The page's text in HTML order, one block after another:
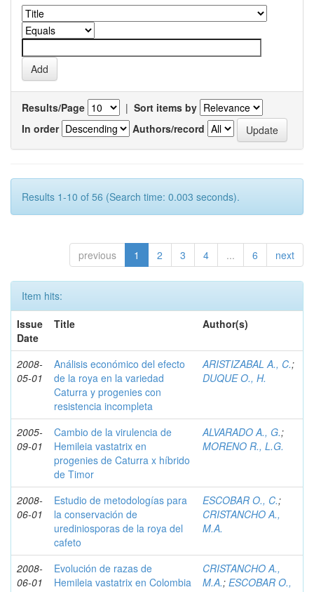
Results/Page | Sort items by
In order
Authors/record
Results 1-10 of 56 (Search time: 0.003 seconds).
previous 1 2 3 4 ... 6 next
Item hits:
Issue
Date
Title Author(s)
2008-
05-01
Análisis económico del efecto
de la roya en la variedad
Caturra y progenies con
resistencia incompleta
ARISTIZABAL A., C.;
DUQUE O., H.
2005-
09-01
Cambio de la virulencia de
Hemileia vastatrix en
progenies de Caturra x híbrido
de Timor
ALVARADO A., G.;
MORENO R., L.G.
2008-
06-01
Estudio de metodologías para
la conservación de
urediniosporas de la roya del
cafeto
ESCOBAR O., C.;
CRISTANCHO A.,
M.A.
2008-
06-01
Evolución de razas de
Hemileia vastatrix en Colombia
CRISTANCHO A.,
M.A.; ESCOBAR O.,